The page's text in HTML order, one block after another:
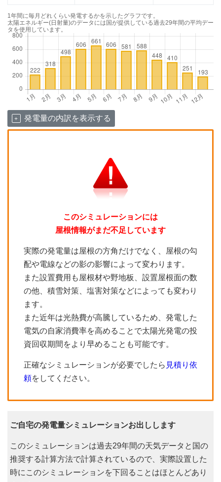
1年間に毎月どれくらい発電するかを示したグラフです。
太陽エネルギー(日射量)のデータには国が提供している過去29年間の平均デー
タを使用しています。
発電量の内訳を表示する
このシミュレーションには
屋根情報がまだ不足しています
実際の発電量は屋根の方角だけでなく、屋根の勾
配や電線などの影の影響によって変わります。
また設置費用も屋根材や野地板、設置屋根面の数
の他、積雪対策、塩害対策などによっても変わり
ます。
また近年は光熱費が高騰しているため、発電した
電気の自家消費率を高めることで太陽光発電の投
資回収期間をより早めることも可能です。
正確なシミュレーションが必要でしたら 見積り依
頼をしてください。
ご自宅の発電量シミュレーションお出しします
このシミュレーションは過去29年間の天気データと国の
推奨する計算方法で計算されているので、実際設置した
時にこのシミュレーションを下回ることはほとんどあり